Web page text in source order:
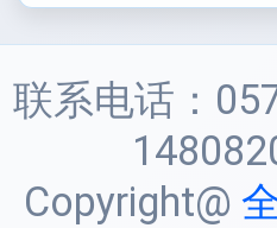
联系电话：
Copyright@